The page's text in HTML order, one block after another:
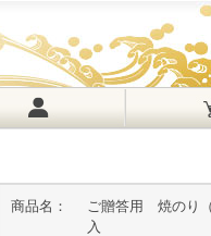
商品名：
ご贈答用 焼のり
入